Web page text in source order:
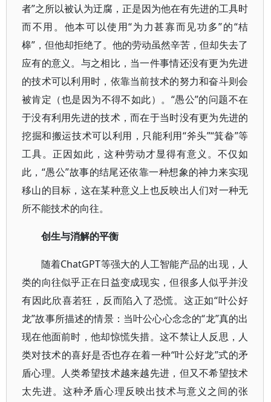
者”之所以被认为迂腐，正是因为他在有先进的工具时
而不用。他本可以使用“为力甚寡而见功多”的“桔
槔”，但他却拒绝了。他的劳动虽然辛苦，但却失去了
应有的意义。与之相比，当一件事情还没有更为先进
的技术可以利用时，依靠当前技术的努力和奋斗则会
被肯定（也是因为不得不如此）。“愚公”的问题不在
于没有利用先进的技术，而在于当时没有更为先进的
挖掘和搬运技术可以利用，只能利用“斧头”“箕畚”等
工具。正因如此，这种劳动才显得有意义。不仅如
此，“愚公”故事的结尾还依靠一种想象的神力来实现
移山的目标，这在某种意义上也反映出人们对一种无
所不能技术的向往。
创生与消解的平衡
随着ChatGPT等强大的人工智能产品的出现，人
类的向往似乎正在日益变成现实，但很多人似乎并没
有因此欣喜若狂，反而陷入了恐慌。这正如“叶公好
龙”故事所描述的情景：当叶公心心念念的“龙”真的出
现在他面前时，他却惊慌失措。这不禁让人反思，人
类对技术的喜好是否也存在着一种“叶公好龙”式的矛
盾心理。人类希望技术越来越先进，但又不希望技术
太先进。这种矛盾心理反映出技术与意义之间的张